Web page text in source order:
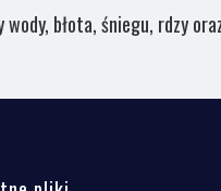
błota, śniegu, rdzy